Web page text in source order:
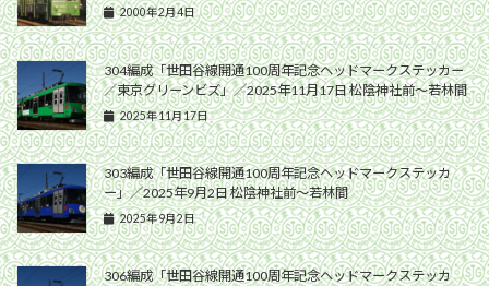
2000年2月4日
304編成「世田谷線開通100周年記念ヘッドマークステッカー
／東京グリーンビズ」／2025年11月17日 松陰神社前〜若林間
2025年11月17日
303編成「世田谷線開通100周年記念ヘッドマークステッカ
ー」／2025年9月2日 松陰神社前〜若林間
2025年9月2日
306編成「世田谷線開通100周年記念ヘッドマークステッカ